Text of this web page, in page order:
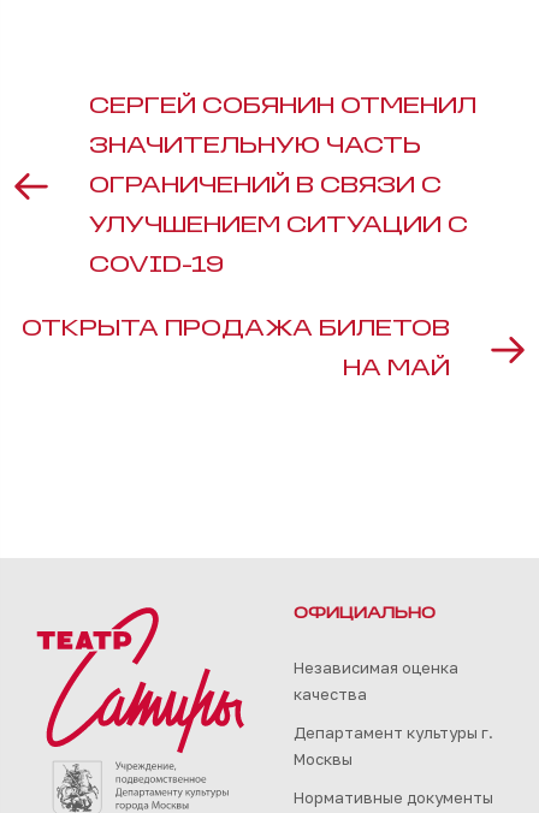
СЕРГЕЙ СОБЯНИН ОТМЕНИЛ
ЗНАЧИТЕЛЬНУЮ ЧАСТЬ
ОГРАНИЧЕНИЙ В СВЯЗИ С
УЛУЧШЕНИЕМ СИТУАЦИИ С
COVID-19
ОТКРЫТА ПРОДАЖА БИЛЕТОВ
НА МАЙ
ОФИЦИАЛЬНО
Независимая оценка
качества
Департамент культуры г.
Москвы
Нормативные документы